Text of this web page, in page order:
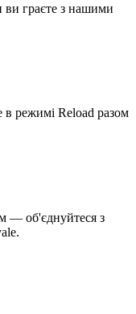
ви граєте з нашими
в режимі Reload разом
— об'єднуйтеся з